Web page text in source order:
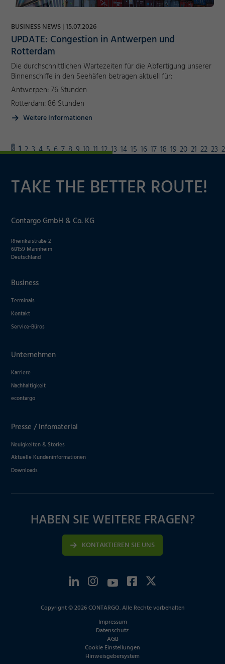
BUSINESS NEWS 15.07.2026
UPDATE: Congestion in Antwerpen und
Rotterdam
Die durchschnittlichen Wartezeiten für die Abfertigung unserer
Binnenschiffe in den Seehäfen betragen aktuell für:
Antwerpen: 76 Stunden
Rotterdam: 86 Stunden
Weitere Informationen
1 2 3 4 5 6 7 8 9 10 11 12 13 14 15 16 17 18 19 20 21 22 23
TAKE THE BETTER ROUTE!
Contargo GmbH & Co. KG
Rheinkaistraße 2
68159 Mannheim
Deutschland
Business
Terminals
Kontakt
Service-Büros
Unternehmen
Karriere
Nachhaltigkeit
econtargo
Presse / Infomaterial
Neuigkeiten & Stories
Aktuelle Kundeninformationen
Downloads
HABEN SIE WEITERE FRAGEN?
KONTAKTIEREN SIE UNS
Copyright © 2026 CONTARGO. Alle Rechte vorbehalten
Impressum
Datenschutz
AGB
Cookie Einstellungen
Hinweisgebersystem